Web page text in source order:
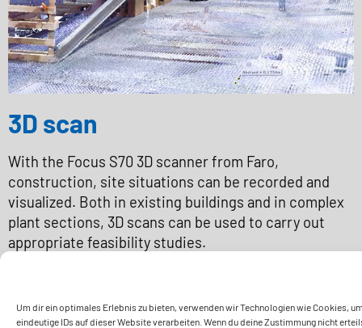
Um dir ein optimales Erlebnis zu bieten, verwenden wir Technologien wie Cookies,
eindeutige IDs auf dieser Website verarbeiten. Wenn du deine Zustimmung nicht
3D scan
With the Focus S70 3D scanner from Faro,
construction, site situations can be recorded and
visualized. Both in existing buildings and in complex
plant sections, 3D scans can be used to carry out
appropriate feasibility studies.